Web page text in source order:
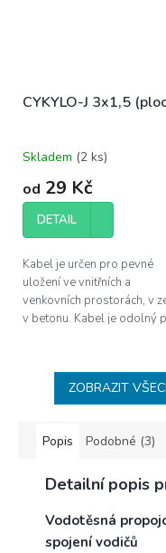
CYKYLO-J 3x1,5
Skladem (2 ks)
od 29 Kč
DETAIL
Kabel je určen pro pevné
uložení ve vnitřních a
venkovních prostorách, v
v betonu. Kabel je odolný
ZOBRAZIT
Popis Podobné (3)
Detailní popis
Vodotěsná
spojení vodičů